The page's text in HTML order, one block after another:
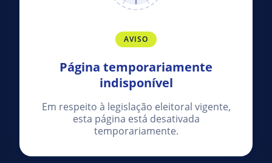
AVISO
Página temporariamente
indisponível
Em respeito à legislação eleitoral vigente,
esta página está desativada
temporariamente.